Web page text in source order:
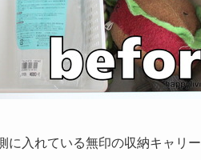
入れている無印の収納キャリ